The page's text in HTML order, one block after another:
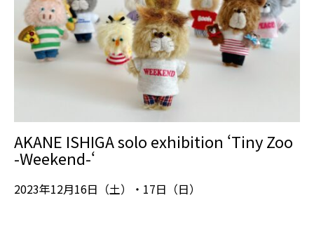
AKANE ISHIGA solo exhibition ‘Tiny Zoo
-Weekend-‘
2023年12月16日（土）・17日（日）